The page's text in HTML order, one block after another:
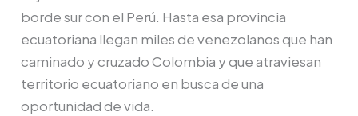
borde sur con el Perú. Hasta esa provincia
ecuatoriana llegan miles de venezolanos que han
caminado y cruzado Colombia y que atraviesan
territorio ecuatoriano en busca de una
oportunidad de vida.